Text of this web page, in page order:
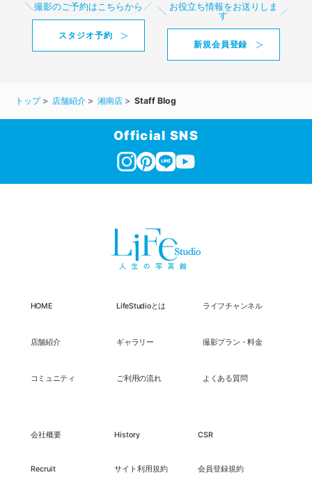
撮影のご予約はこちらから
スタジオ予約
お役立ち情報をお送りしま
す
新規会員登録
トップ 店舗紹介 湘南店 Staff Blog
Official SNS
HOME LifeStudioとは ライフチャンネル
店舗紹介 ギャラリー 撮影プラン・料金
コミュニティ ご利用の流れ よくある質問
会社概要 History CSR
Recruit サイト利用規約 会員登録規約